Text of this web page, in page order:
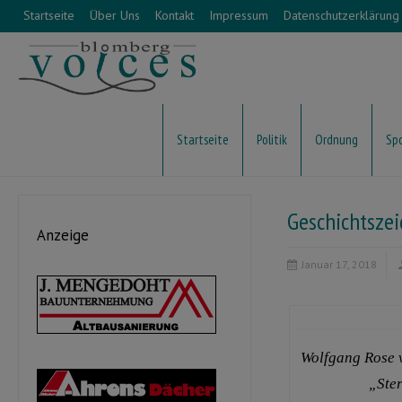
Startseite Über Uns Kontakt Impressum Datenschutzerklärung
Startseite Politik Ordnung
Januar 17, 2018
Wolfgang
Anzeige